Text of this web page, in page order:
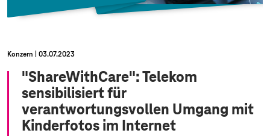
e
Konzern 03.07.2023
"ShareWithCare": Telekom
sensibilisiert für
verantwortungsvollen Umgang mit
Kinderfotos im Internet